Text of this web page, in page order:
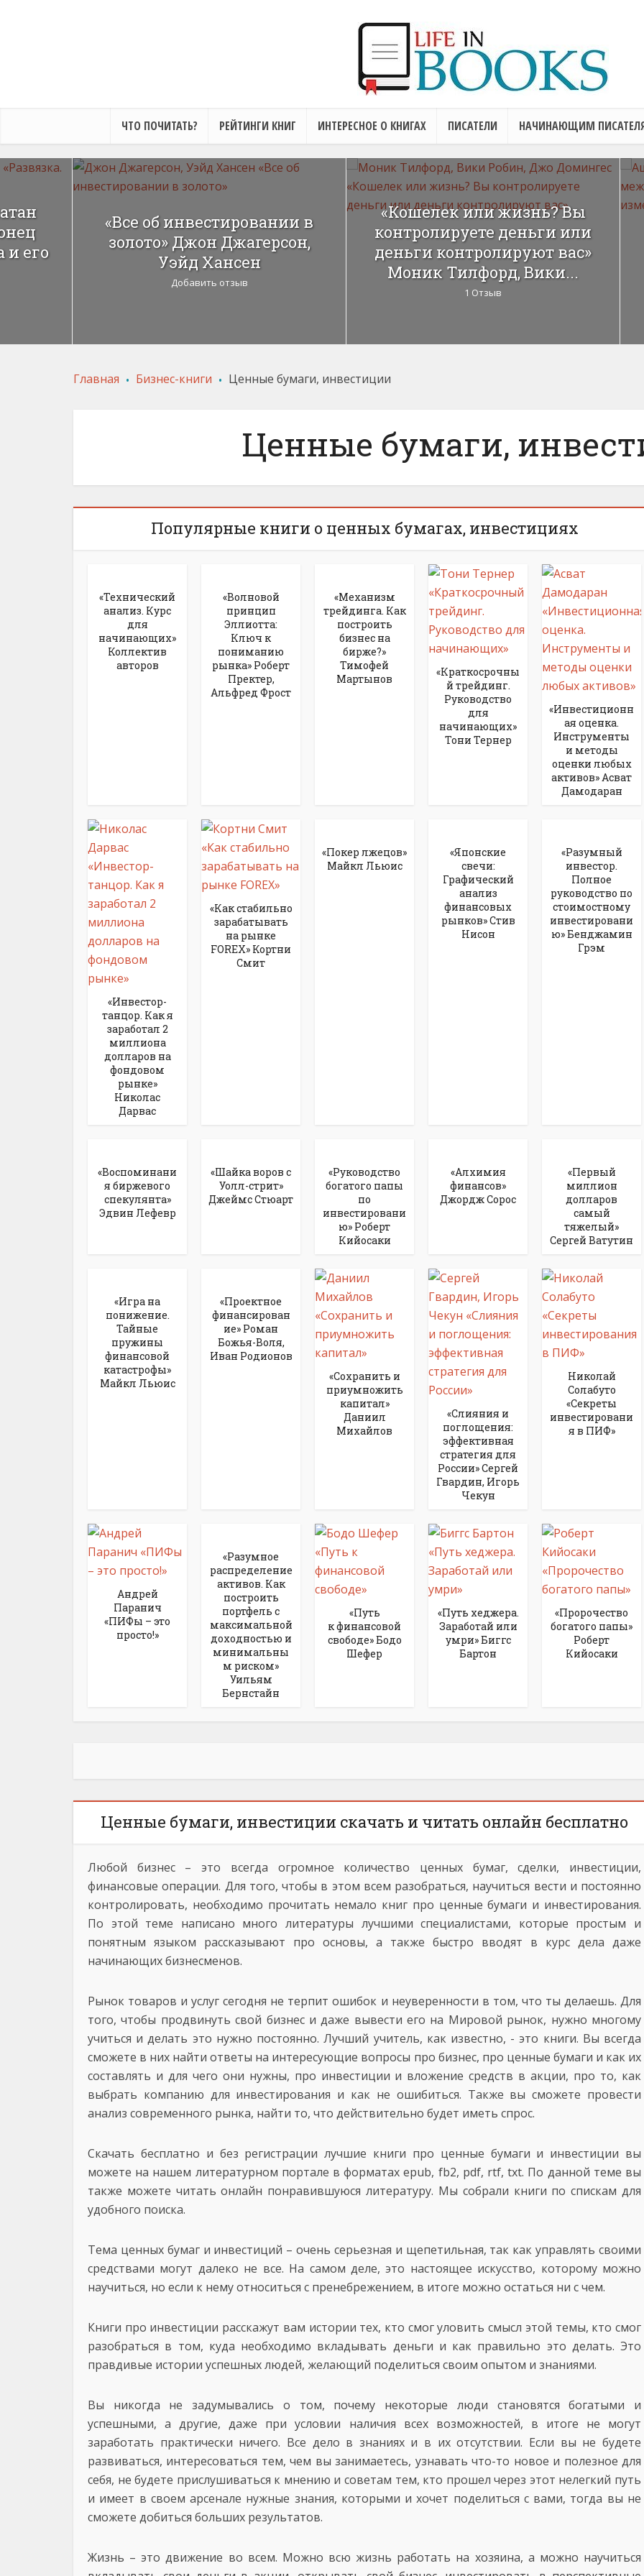
ЧТО ПОЧИТАТЬ? РЕЙТИНГИ КНИГ ИНТЕРЕСНОЕ О КНИГАХ ПИСАТЕЛИ НАЧИНАЮЩИМ
и его
«Все об инвестировании в
золото» Джон Джагерсон,
Уэйд Хансен
Добавить отзыв
«Кошелек или жизнь? Вы
контролируете деньги или
деньги контролируют вас»
Моник Тилфорд, Вики...
1 Отзыв
Главная . Бизнес-книги . Ценные бумаги, инвестиции
Ценные бумаги,
Популярные книги о ценных бумагах, инвестициях
«Технический
анализ. Курс
для
начинающих»
Коллектив
авторов
«Волновой
принцип
Эллиотта:
Ключ к
пониманию
рынка» Роберт
Пректер,
Альфред Фрост
«Механизм
трейдинга. Как
построить
бизнес на
бирже?»
Тимофей
Мартынов
«Краткосрочны
й трейдинг.
Руководство
для
начинающих»
Тони Тернер
«Инвестиционн
ая оценка.
Инструменты
и методы
оценки любых
активов» Асват
Дамодаран
«Инвестор-
танцор. Как я
заработал 2
миллиона
долларов на
фондовом
рынке»
Николас
Дарвас
«Как стабильно
зарабатывать
на рынке
FOREX» Кортни
Смит
«Покер лжецов»
Майкл Льюис
«Японские
свечи:
Графический
анализ
финансовых
рынков» Стив
Нисон
«Разумный
инвестор.
Полное
руководство по
стоимостному
инвестировани
ю» Бенджамин
Грэм
«Воспоминани
я биржевого
спекулянта»
Эдвин Лефевр
«Шайка воров с
Уолл-стрит»
Джеймс Стюарт
«Руководство
богатого папы
по
инвестировани
ю» Роберт
Кийосаки
«Алхимия
финансов»
Джордж Сорос
«Первый
миллион
долларов
самый
тяжелый»
Сергей Ватутин
«Игра на
понижение.
Тайные
пружины
финансовой
катастрофы»
Майкл Льюис
«Проектное
финансирован
ие» Роман
Божья-Воля,
Иван Родионов
«Сохранить и
приумножить
капитал»
Даниил
Михайлов
«Слияния и
поглощения:
эффективная
стратегия для
России» Сергей
Гвардин, Игорь
Чекун
Николай
Солабуто
«Секреты
инвестировани
я в ПИФ»
Андрей
Паранич
«ПИФы – это
просто!»
«Разумное
распределение
активов. Как
построить
портфель с
максимальной
доходностью и
минимальны
м риском»
Уильям
Бернстайн
«Путь
к финансовой
свободе» Бодо
Шефер
«Путь хеджера.
Заработай или
умри» Биггс
Бартон
«Пророчество
богатого папы»
Роберт
Кийосаки
Ценные бумаги, инвестиции скачать и читать онлайн бесплатно
Любой бизнес – это всегда огромное количество ценных бумаг, сделки, инвестиции,
финансовые операции. Для того, чтобы в этом всем разобраться, научиться вести и постоянно
контролировать, необходимо прочитать немало книг про ценные бумаги и инвестирования.
По этой теме написано много литературы лучшими специалистами, которые простым и
понятным языком рассказывают про основы, а также быстро вводят в курс дела даже
начинающих бизнесменов.
Рынок товаров и услуг сегодня не терпит ошибок и неуверенности в том, что ты делаешь. Для
того, чтобы продвинуть свой бизнес и даже вывести его на Мировой рынок, нужно многому
учиться и делать это нужно постоянно. Лучший учитель, как известно, - это книги. Вы всегда
сможете в них найти ответы на интересующие вопросы про бизнес, про ценные бумаги и как их
составлять и для чего они нужны, про инвестиции и вложение средств в акции, про то, как
выбрать компанию для инвестирования и как не ошибиться. Также вы сможете провести
анализ современного рынка, найти то, что действительно будет иметь спрос.
Скачать бесплатно и без регистрации лучшие книги про ценные бумаги и инвестиции вы
можете на нашем литературном портале в форматах epub, fb2, pdf, rtf, txt. По данной теме вы
также можете читать онлайн понравившуюся литературу. Мы собрали книги по спискам для
удобного поиска.
Тема ценных бумаг и инвестиций – очень серьезная и щепетильная, так как управлять своими
средствами могут далеко не все. На самом деле, это настоящее искусство, которому можно
научиться, но если к нему относиться с пренебрежением, в итоге можно остаться ни с чем.
Книги про инвестиции расскажут вам истории тех, кто смог уловить смысл этой темы, кто смог
разобраться в том, куда необходимо вкладывать деньги и как правильно это делать. Это
правдивые истории успешных людей, желающий поделиться своим опытом и знаниями.
Вы никогда не задумывались о том, почему некоторые люди становятся богатыми и
успешными, а другие, даже при условии наличия всех возможностей, в итоге не могут
заработать практически ничего. Все дело в знаниях и в их отсутствии. Если вы не будете
развиваться, интересоваться тем, чем вы занимаетесь, узнавать что-то новое и полезное для
себя, не будете прислушиваться к мнению и советам тем, кто прошел через этот нелегкий путь
и имеет в своем арсенале нужные знания, которыми и хочет поделиться с вами, тогда вы не
сможете добиться больших результатов.
Жизнь – это движение во всем. Можно всю жизнь работать на хозяина, а можно научиться